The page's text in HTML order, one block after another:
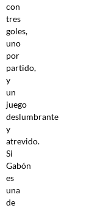
con
tres
goles,
uno
por
partido,
y
un
juego
deslumbrante
y
atrevido.
Si
Gabón
es
una
de